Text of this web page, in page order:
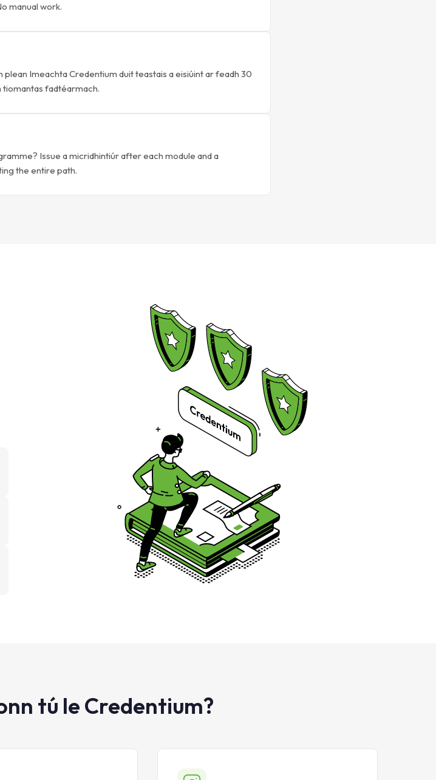
manual work.
Imeachta Credentium duit teastais a eisiúint ar feadh 30
tiomantas fadtéarmach.
Issue a micridhintiúr after each module and a
the entire path.
tú le Credentium?